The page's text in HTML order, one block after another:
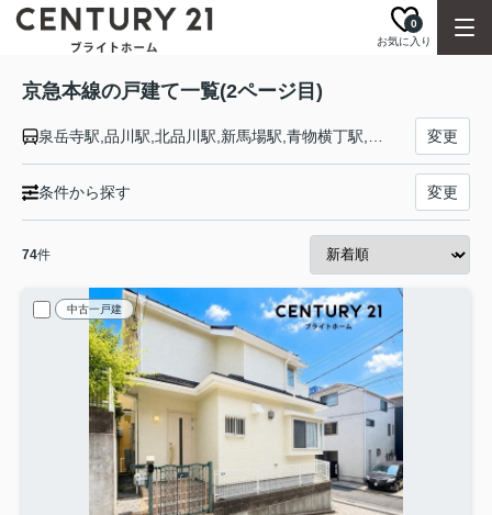
お気に入り
0
京急本線の戸建て一覧(2ページ目)
変更
条件から探す 変更
74件
中古一戸建